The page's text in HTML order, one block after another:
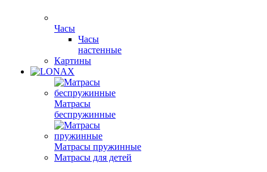
Часы
Часы
настенные
Картины
Матрасы
беспружинные
Матрасы пружинные
Матрасы для детей